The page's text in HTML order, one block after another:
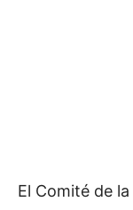
El Comité de